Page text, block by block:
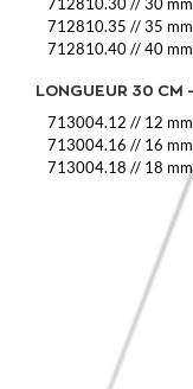
712810.35 //35 mm
712810.40//40 mm
LONGUEUR 30 CM
713004.12 // 12 mm
713004.16 // 16 mm
713004.18 // 18 mm